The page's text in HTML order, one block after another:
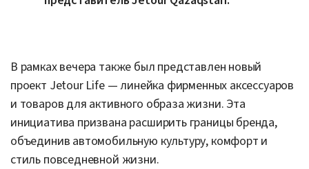
В рамках вечера также был представлен новый
проект Jetour Life — линейка фирменных аксессуаров
и товаров для активного образа жизни. Эта
инициатива призвана расширить границы бренда,
объединив автомобильную культуру, комфорт и
стиль повседневной жизни.